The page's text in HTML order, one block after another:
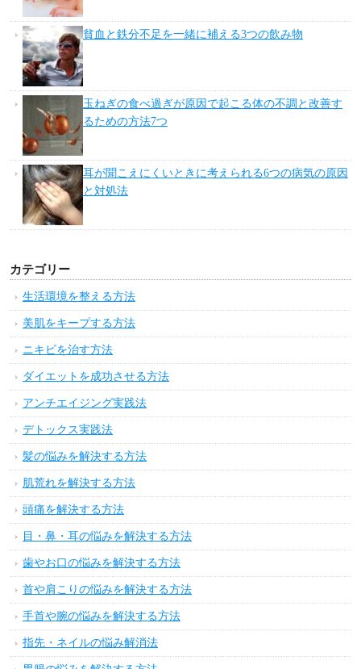
貧血と鉄分不足を一緒に補える3つの飲み物
玉ねぎの食べ過ぎが原因で起こる体の不調と改善す
るための方法7つ
耳が聞こえにくいときに考えられる6つの病気の原因
と対処法
カテゴリー
生活環境を整える方法
美肌をキープする方法
ニキビを治す方法
ダイエットを成功させる方法
アンチエイジング実践法
デトックス実践法
髪の悩みを解決する方法
肌荒れを解決する方法
頭痛を解決する方法
目・鼻・耳の悩みを解決する方法
歯やお口の悩みを解決する方法
首や肩こりの悩みを解決する方法
手首や腕の悩みを解決する方法
指先・ネイルの悩み解消法